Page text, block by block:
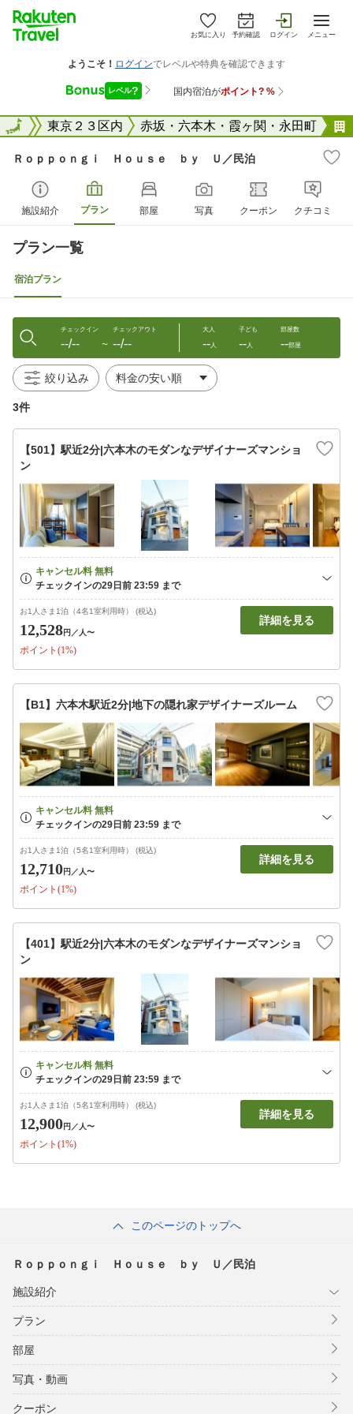
お気に入り 予約確認 ログイン メニュー
京都 東京２３区内 赤坂・六本木・霞ヶ関・永田町
全国
Ｒｏｐｐｏｎｇｉ Ｈｏｕｓｅ ｂｙ Ｕ／民泊
施設紹介 プラン 部屋 写真 クーポン クチコミ
プラン一覧
宿泊プラン
チェックイン
--/-- 〜
チェックアウト
--/--
大人
--人
子ども
--人
部屋数
--部屋
絞り込み
3件
【501】駅近2分|六本木のモダンなデザイナーズマンショ
ン
お1人さま1泊（4名1室利用時） (税込)
12,528円 ／人〜
ポイント(1%)
詳細を見る
【B1】六本木駅近2分|地下の隠れ家デザイナーズルーム
お1人さま1泊（5名1室利用時） (税込)
12,710円 ／人〜
ポイント(1%)
詳細を見る
【401】駅近2分|六本木のモダンなデザイナーズマンショ
ン
お1人さま1泊（5名1室利用時） (税込)
12,900円 ／人〜
ポイント(1%)
詳細を見る
このページのトップへ
Ｒｏｐｐｏｎｇｉ Ｈｏｕｓｅ ｂｙ Ｕ／民泊
施設紹介
プラン
部屋
写真・動画
クーポン